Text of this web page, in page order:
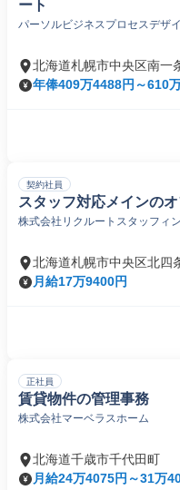
ート
パーソルビジネスプロセスデザ
北海道札幌市中央区南一
年俸409万4488円～610
契約社員
スタッフ対応メインの
株式会社リクルートスタッフィ
北海道札幌市中央区北四
月給17万9400円
正社員
賃貸物件の管理事務
株式会社マーベラスホーム
北海道千歳市千代田町
月給24万4075円～31万